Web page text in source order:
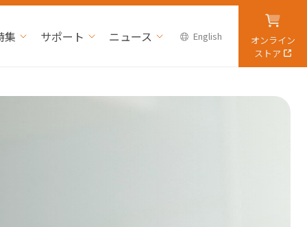
集 サポート ニュース English
オンライン
ストア